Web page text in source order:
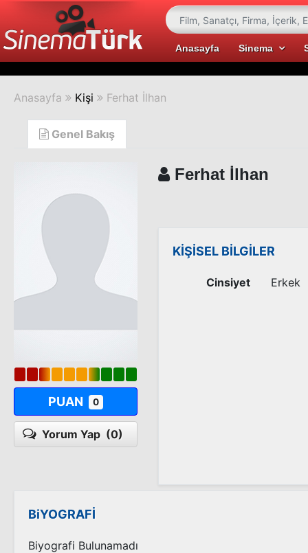
Anasayfa Sinema
Anasayfa Kişi Ferhat İlhan
Genel Bakış
PUAN 0
Yorum Yap (0)
Ferhat İlhan
KİŞİSEL BİLGİLER
Cinsiyet Erkek
BiYOGRAFİ
Biyografi Bulunamadı